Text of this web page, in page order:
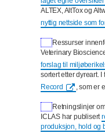
ALTEX, AltTox og
nyttig nettside som
Ressurser
Veterinary
forslag til
sortert etter dyreart.
Record
, som er
Retningslinjer
ICLAS har publisert
produksjon, hold og